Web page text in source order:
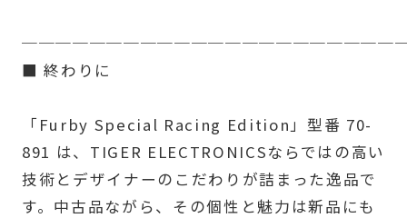
■ 終わりに
「Furby Special Racing Edition」型番 70-
891 は、TIGER ELECTRONICSならではの高い
技術とデザイナーのこだわりが詰まった逸品で
す。中古品ながら、その個性と魅力は新品にも